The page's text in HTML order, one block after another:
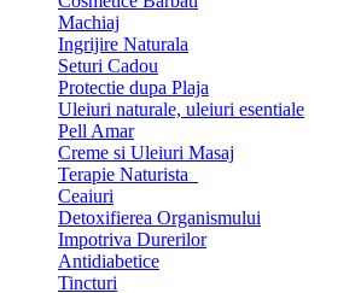
Machiaj
Ingrijire Naturala
Seturi Cadou
Protectie dupa Plaja
Uleiuri naturale, uleiuri esentiale
Pell Amar
Creme si Uleiuri Masaj
Terapie Naturista
Ceaiuri
Detoxifierea Organismului
Impotriva Durerilor
Antidiabetice
Tincturi